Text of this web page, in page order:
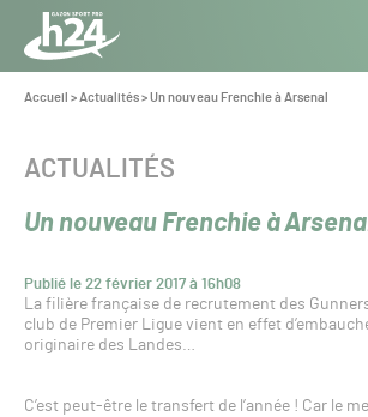
Panneau de gestion des cookies
Aller au contenu
Toute
l’info
Pro
Vous
Accueil >Actualités>Un nouveau Frenchie à Arsenal
Un nouveau Frenchie à
Publié le 22 février 2017 à 16h08
CATÉGORIE :
ACTUALITÉS
La filière française de recrutement des
club de Premier Ligue vient en effet
originaire des Landes…
C’est peut-être le transfert de l’année ! Car le